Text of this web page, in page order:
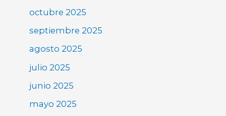
octubre 2025
septiembre 2025
agosto 2025
julio 2025
junio 2025
mayo 2025